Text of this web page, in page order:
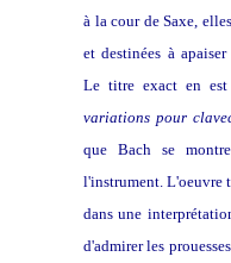
à la cour de Saxe,
et destinées à
Le titre exact en
variations pour
que Bach se
l'instrument. L'oeuvre
dans une
d'admirer les